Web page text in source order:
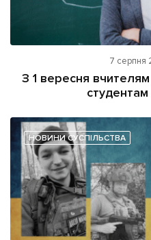
7 серпня
З 1 вересня
студентам
НОВИНИ СУСПІЛЬСТВА